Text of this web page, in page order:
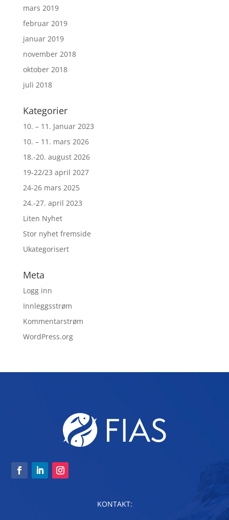
mars 2019
februar 2019
januar 2019
november 2018
oktober 2018
juli 2018
Kategorier
10. – 11. Januar 2023
10. – 11. mars 2026
18.-20. august 2026
19-22/23 april 2027
24-26 mars 2025
24.-27. april 2023
Liten Nyhet
Stor nyhet fremside
Ukategorisert
Meta
Logg inn
Innleggsstrøm
Kommentarstrøm
WordPress.org
KONTAKT: